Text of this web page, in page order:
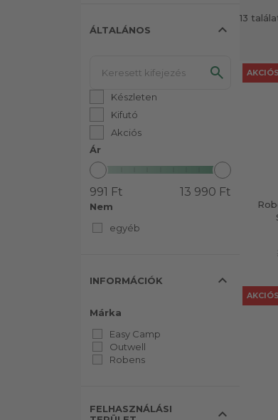
13
AKCIÓS
AKCIÓS
ÁLTALÁNOS expand_less
Készleten
Kifutó
Akciós
Ár
991 Ft 13 990 Ft
Nem
egyéb
INFORMÁCIÓK expand_less
Márka
Easy Camp
Outwell
Robens
FELHASZNÁLÁSI
expand_less